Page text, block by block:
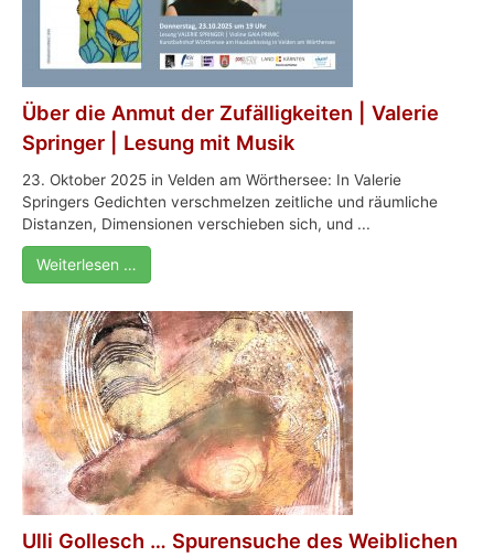
Über die Anmut der Zufälligkeiten | Valerie
Springer | Lesung mit Musik
23. Oktober 2025 in Velden am Wörthersee: In Valerie
Springers Gedichten verschmelzen zeitliche und räumliche
Distanzen, Dimensionen verschieben sich, und ...
Weiterlesen …
Ulli Gollesch … Spurensuche des Weiblichen